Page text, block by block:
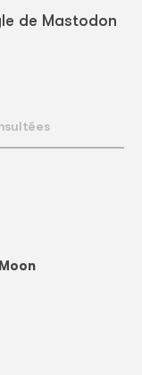
de Mastodon